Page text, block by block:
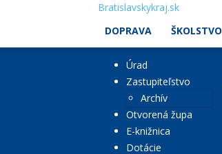
Bratislavskykraj.sk
DOPRAVA
ŠKOLSTVO
Úrad
Zastupiteľstvo
Archív
Otvorená župa
E-knižnica
Dotácie